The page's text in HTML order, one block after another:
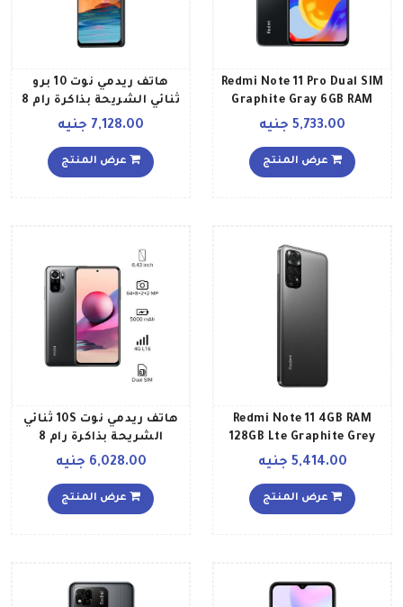
Redmi Note 11 Pro Dual SIM
Graphite Gray 6GB RAM
64GB 4G Global Version
5,733.00 جنيه
عرض المنتج
هاتف ريدمي نوت 10 برو
ثنائي الشريحة بذاكرة رام 8
LTE، بلون رمادي أونيكس
7,128.00 جنيه
عرض المنتج
Redmi Note 11 4GB RAM
128GB Lte Graphite Grey
5,414.00 جنيه
عرض المنتج
هاتف ريدمي نوت 10S ثنائي
الشريحة بذاكرة رام 8
LTE بلون رمادي أونيكس
6,028.00 جنيه
عرض المنتج